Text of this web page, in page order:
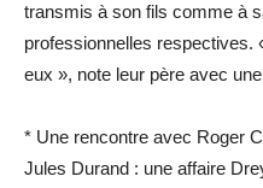
transmis à son fils comme à
professionnelles respectives.
eux », note leur père avec
* Une rencontre avec Roger
Jules Durand : une affaire